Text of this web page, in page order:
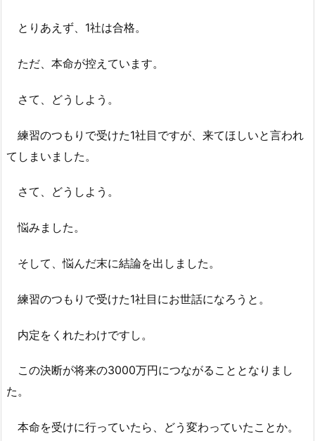
とりあえず、1社は合格。
ただ、本命が控えています。
さて、どうしよう。
練習のつもりで受けた1社目ですが、来てほしいと言われ
てしまいました。
さて、どうしよう。
悩みました。
そして、悩んだ末に結論を出しました。
練習のつもりで受けた1社目にお世話になろうと。
内定をくれたわけですし。
この決断が将来の3000万円につながることとなりまし
た。
本命を受けに行っていたら、どう変わっていたことか。